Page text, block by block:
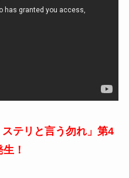
テリと言う勿れ」第4
！